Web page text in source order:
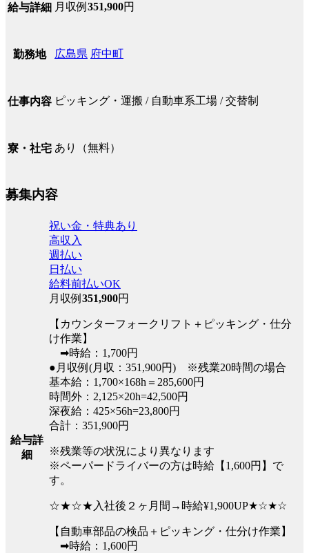
給与詳細 月収例 351,900円
勤務地 広島県 府中町
仕事内容 ピッキング・運搬 / 自動車系工場 / 交替制
寮・社宅 あり（無料）
募集内容
給与詳
細
祝い金・特典あり
高収入
週払い
日払い
給料前払いOK
月収例 351,900円
【カウンターフォークリフト＋ピッキング・仕分
け作業】
➡時給：1,700円
●月収例(月収：351,900円) ※残業20時間の場合
基本給：1,700×168h＝285,600円
時間外：2,125×20h=42,500円
深夜給：425×56h=23,800円
合計：351,900円
※残業等の状況により異なります
※ペーパードライバーの方は時給【1,600円】で
す。
☆★☆★入社後２ヶ月間→時給¥1,900UP★☆★☆
【自動車部品の検品＋ピッキング・仕分け作業】
➡時給：1,600円